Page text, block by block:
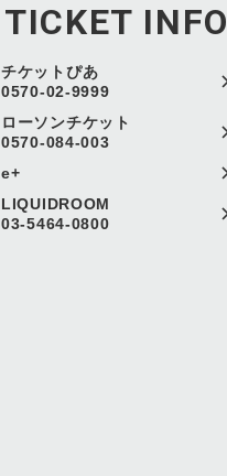
TICKET INFO
チケットぴあ
0570-02-9999
ローソンチケット
0570-084-003
e+
LIQUIDROOM
03-5464-0800